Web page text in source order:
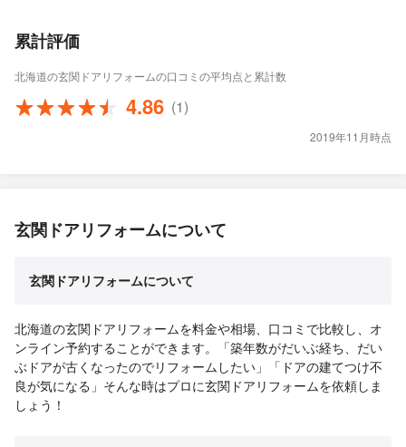
累計評価
北海道の玄関ドアリフォームの口コミの平均点と累計数
4.86 (1)
2019年11月時点
玄関ドアリフォームについて
玄関ドアリフォームについて
北海道の玄関ドアリフォームを料金や相場、口コミで比較し、オ
ンライン予約することができます。「築年数がだいぶ経ち、だい
ぶドアが古くなったのでリフォームしたい」「ドアの建てつけ不
良が気になる」そんな時はプロに玄関ドアリフォームを依頼しま
しょう！